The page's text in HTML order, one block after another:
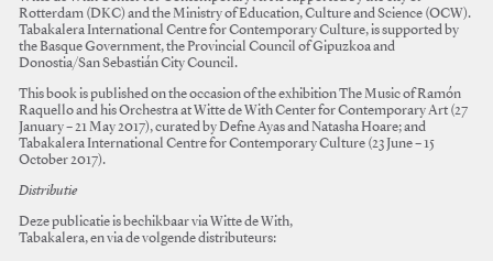
Rotterdam (DKC) and the Ministry of Education, Culture and Science (OCW).
Tabakalera International Centre for Contemporary Culture, is supported by
the Basque Government, the Provincial Council of Gipuzkoa and
Donostia/San Sebastián City Council.
This book is published on the occasion of the exhibition The Music of Ramón
Raquello and his Orchestra at Witte de With Center for Contemporary Art (27
January – 21 May 2017), curated by Defne Ayas and Natasha Hoare; and
Tabakalera International Centre for Contemporary Culture (23 June – 15
October 2017).
Distributie
Deze publicatie is bechikbaar via Witte de With,
Tabakalera, en via de volgende distributeurs: